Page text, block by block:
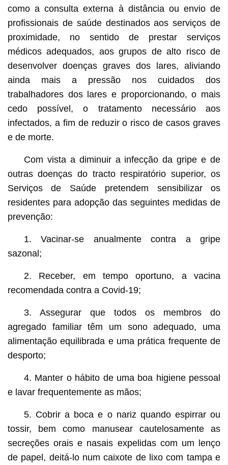
como a consulta externa à distância ou envio de
profissionais de saúde destinados aos serviços de
proximidade, no sentido de prestar serviços
médicos adequados, aos grupos de alto risco de
desenvolver doenças graves dos lares, aliviando
ainda mais a pressão nos cuidados dos
trabalhadores dos lares e proporcionando, o mais
cedo possível, o tratamento necessário aos
infectados, a fim de reduzir o risco de casos graves
e de morte.
Com vista a diminuir a infecção da gripe e de
outras doenças do tracto respiratório superior, os
Serviços de Saúde pretendem sensibilizar os
residentes para adopção das seguintes medidas de
prevenção:
1. Vacinar-se anualmente contra a gripe
sazonal;
2. Receber, em tempo oportuno, a vacina
recomendada contra a Covid-19;
3. Assegurar que todos os membros do
agregado familiar têm um sono adequado, uma
alimentação equilibrada e uma prática frequente de
desporto;
4. Manter o hábito de uma boa higiene pessoal
e lavar frequentemente as mãos;
5. Cobrir a boca e o nariz quando espirrar ou
tossir, bem como manusear cautelosamente as
secreções orais e nasais expelidas com um lenço
de papel, deitá-lo num caixote de lixo com tampa e